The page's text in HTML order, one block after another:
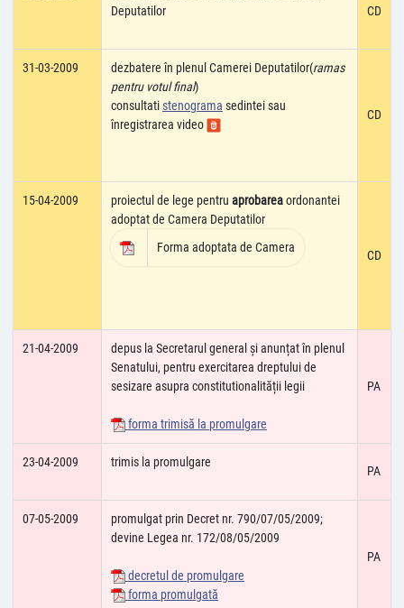
Deputatilor
CD
31-03-2009 dezbatere în plenul Camerei Deputatilor(ramas
pentru votul final)
consultatistenograma sedintei sau
înregistrarea video
CD
15-04-2009 proiectul de lege pentru aprobareaordonantei
adoptat de Camera Deputatilor
Forma adoptata de Camera
CD
21-04-2009
depus la Secretarul general și anunțat în plenul
Senatului, pentru exercitarea dreptului de
sesizare asupra constitutionalității legii
forma trimisă la promulgare
PA
23-04-2009 trimis la promulgare
PA
07-05-2009
promulgat prin Decret nr. 790/07/05/2009;
devine Legea nr. 172/08/05/2009
decretul de promulgare
forma promulgată
PA